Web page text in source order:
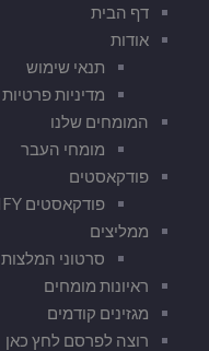
דף הבית
אודות
תנאי שימוש
מדיניות פרטיות
המומחים שלנו
מומחי העבר
פודקאסטים
פודקאסטים SPOTIFY
ממליצים
סרטוני המלצות
ראיונות מומחים
מגזינים קודמים
רוצה לפרסם לחץ כאן